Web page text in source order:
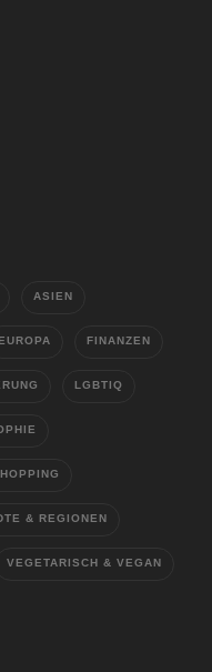
ASIEN
FINANZEN
LGBTIQ
& REGIONEN
VEGETARISCH & VEGAN